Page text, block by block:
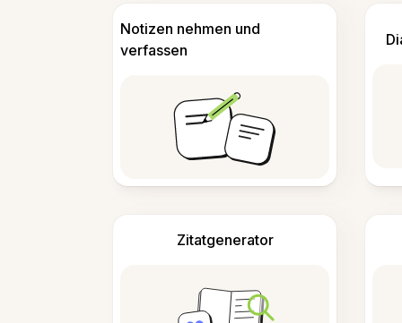
Notizen nehmen und
verfassen
Zitatgenerator